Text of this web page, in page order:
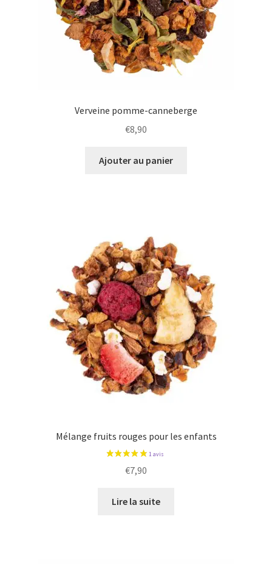
Verveine pomme-canneberge
€8,90
Ajouter au panier
Mélange fruits rouges pour les enfants
€7,90
Lire la suite